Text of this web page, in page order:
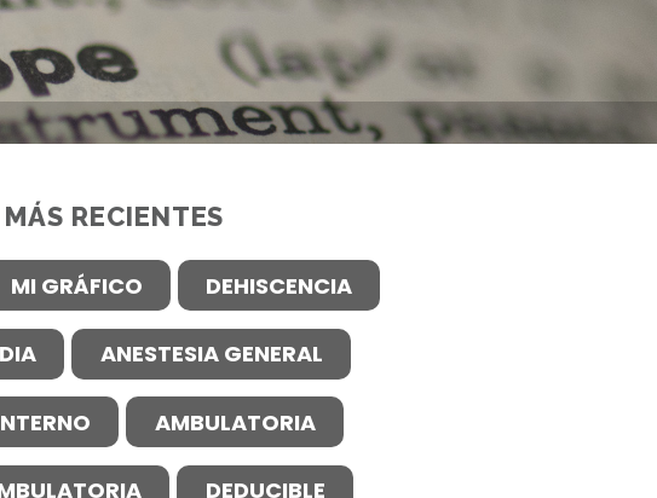
RECIENTES
MI GRÁFICO DEHISCENCIA
ANESTESIA GENERAL
AMBULATORIA
DEDUCIBLE